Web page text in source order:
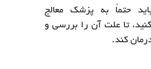
حتماً به پزشک معالج
تا علت آن را بررسی و
کند.